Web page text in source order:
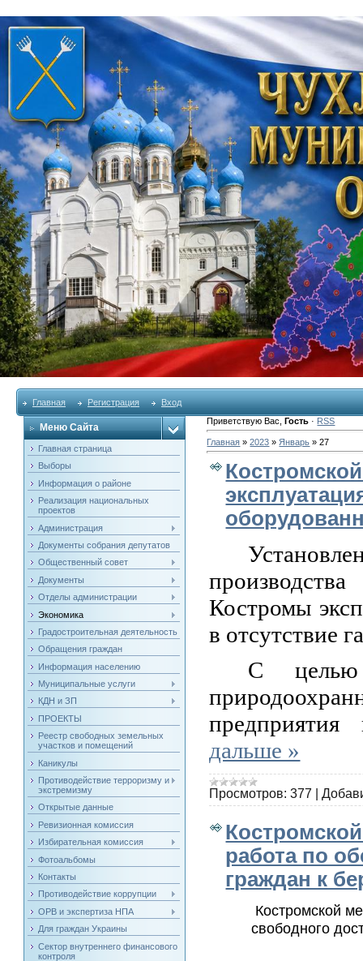
Главная Регистрация Вход
Меню Сайта
Главная страница
Выборы
Информация о районе
Реализация национальных
проектов
Администрация
Документы собрания депутатов
Общественный совет
Документы
Отделы администрации
Экономика
Градостроительная деятельность
Обращения граждан
Информация населению
Муниципальные услуги
КДН и ЗП
ПРОЕКТЫ
Реестр свободных земельных
участков и помещений
Каникулы
Противодействие терроризму и
экстремизму
Открытые данные
Ревизионная комиссия
Избирательная комиссия
Фотоальбомы
Контакты
Противодействие коррупции
ОРВ и экспертиза НПА
Для граждан Украины
Сектор внутреннего финансового
контроля
Приветствую Вас ,Гость · RSS
Главная »2023 » Январь » 27
Костромы
в отсутствие
С целью
дальше »
Просмотров: 377 |
работа по
граждан к
Костромской
свободного